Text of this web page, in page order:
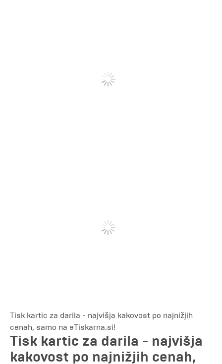
Tisk kartic za darila - najvišja kakovost po najnižjih
cenah, samo na eTiskarna.si!
Tisk kartic za darila - najvišja
kakovost po najnižjih cenah,